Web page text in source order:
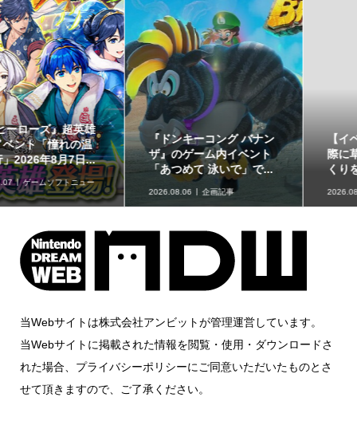
【イベントレポート】実
際に草が揺れる生息地づ
くりを体験!!「リアル『...
2026.08.06 取材・レポート
赤ちゃん向けスピナー
「KIRBY ピタッとくるる
ん♪カービィスピナー」...
2026.08.06
当Webサイトは株式会社アンビットが管理運営しています。
当Webサイトに掲載された情報を閲覧・使用・ダウンロードさ
れた場合、プライバシーポリシーにご同意いただいたものとさ
せて頂きますので、ご了承ください。